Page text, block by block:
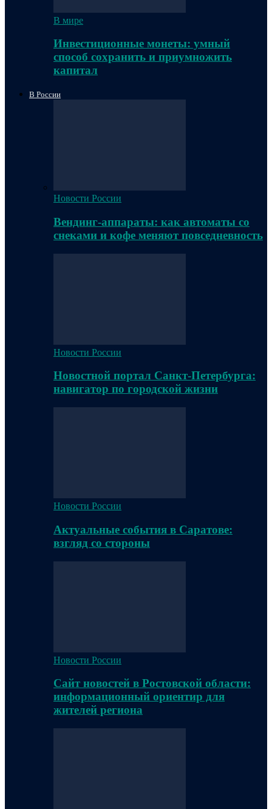
В мире
Инвестиционные монеты: умный
способ сохранить и приумножить
капитал
В России
Новости России
Вендинг-аппараты: как автоматы со
снеками и кофе меняют повседневность
Новости России
Новостной портал Санкт-Петербурга:
навигатор по городской жизни
Новости России
Актуальные события в Саратове:
взгляд со стороны
Новости России
Сайт новостей в Ростовской области:
информационный ориентир для
жителей региона